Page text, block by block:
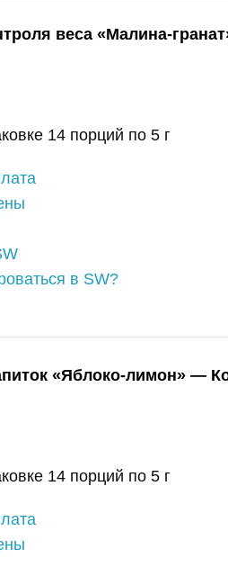
веса «Малина-
14 порций по 5 г
в SW?
«Яблоко-лимон» —
14 порций по 5 г